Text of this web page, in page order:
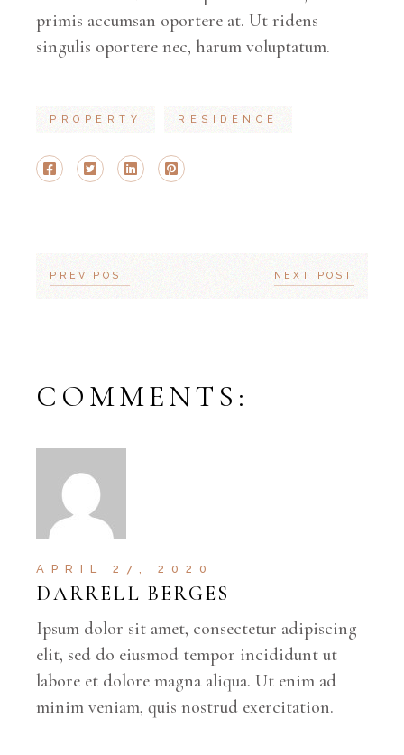
primis accumsan oportere at. Ut ridens
singulis oportere nec, harum voluptatum.
PROPERTY RESIDENCE
PREV POST NEXT POST
COMMENTS:
APRIL 27, 2020
DARRELL BERGES
Ipsum dolor sit amet, consectetur adipiscing
elit, sed do eiusmod tempor incididunt ut
labore et dolore magna aliqua. Ut enim ad
minim veniam, quis nostrud exercitation.